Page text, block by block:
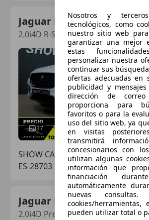
Jaguar F-Pace
2.0i4D R-Sport Aut. RWD 180
37
SHOW CARS MADRID.
ES-28703 SAN SEBASTIAN DE LOS
Jaguar F-Pace
2.0i4D Prestige Aut.RWD 180
Nosotros y
tecnológicos, como
nuestro sitio web
garantizar una mejor
estas
personalizar nuestra
continuar sus
ofertas adecuadas en
publicidad y mensajes
dirección de
proporciona para
favoritos o para la
uso del sitio web, ya
en visitas
transmitirá
concesionarios con
utilizan algunas
información que
financiación
automáticamente
nuevas
cookies/
pueden utilizar total o